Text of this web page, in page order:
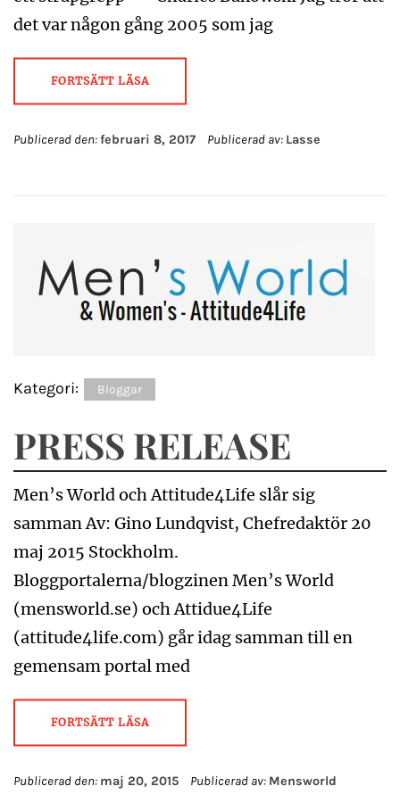
det var någon gång 2005 som jag
FORTSÄTT LÄSA
Publicerad den:februari 8, 2017 Publicerad av: Lasse
Kategori: Bloggar
PRESS RELEASE
Men’s World och Attitude4Life slår sig
samman Av: Gino Lundqvist, Chefredaktör 20
maj 2015 Stockholm.
Bloggportalerna/blogzinen Men’s World
(mensworld.se) och Attidue4Life
(attitude4life.com) går idag samman till en
gemensam portal med
FORTSÄTT LÄSA
Publicerad den: maj 20, 2015 Publicerad av: Mensworld